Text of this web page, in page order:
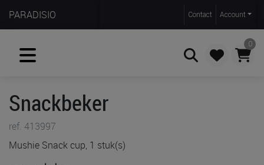
PARADISIO Contact Account
0
Snackbeker
ref. 413997
Mushie Snack cup, 1 stuk(s)